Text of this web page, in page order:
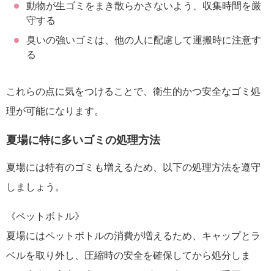
動物が生ゴミをまき散らかさないよう、収集時間を厳
守する
臭いの強いゴミは、他の人に配慮して運搬時に注意す
る
これらの点に気をつけることで、衛生的かつ安全なゴミ処
理が可能になります。
夏場に特に多いゴミの処理方法
夏場には特有のゴミも増えるため、以下の処理方法を遵守
しましょう。
《ペットボトル》
夏場にはペットボトルの消費が増えるため、キャップとラ
ベルを取り外し、圧縮時の安全を確保してから処分しま